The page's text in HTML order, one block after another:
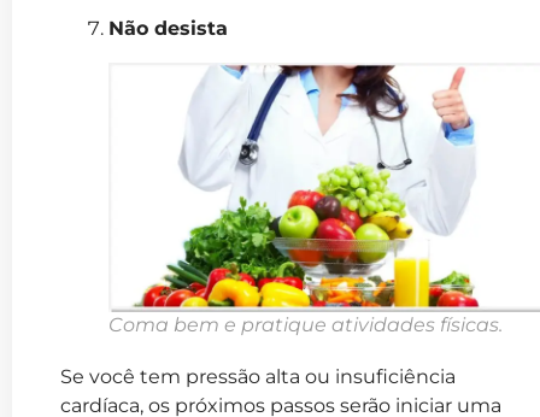
Não desista
Coma bem e pratique atividades físicas.
Se você tem pressão alta ou insuficiência
cardíaca, os próximos passos serão iniciar uma